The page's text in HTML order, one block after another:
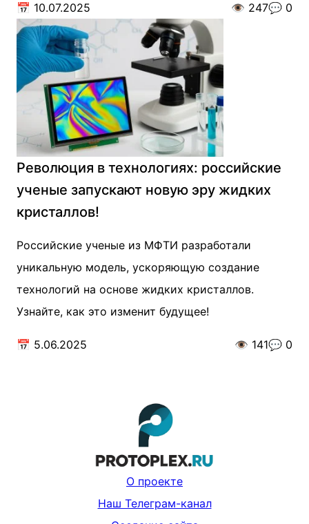
📅 10.07.2025 👁️ 247💬 0
Революция в технологиях: российские
ученые запускают новую эру жидких
кристаллов!
Российские ученые из МФТИ разработали
уникальную модель, ускоряющую создание
технологий на основе жидких кристаллов.
Узнайте, как это изменит будущее!
📅 5.06.2025 👁️ 141💬 0
О проекте
Наш Телеграм-канал